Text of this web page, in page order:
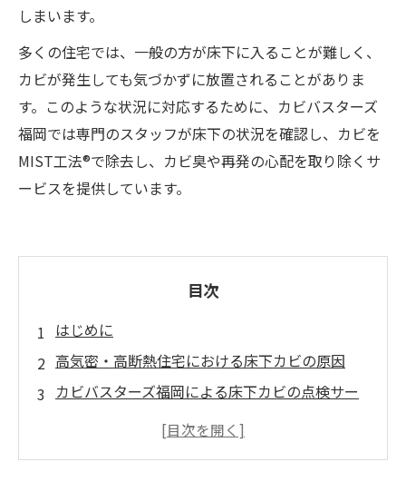
しまいます。
多くの住宅では、一般の方が床下に入ることが難しく、
カビが発生しても気づかずに放置されることがありま
す。このような状況に対応するために、カビバスターズ
福岡では専門のスタッフが床下の状況を確認し、カビを
MIST工法®で除去し、カビ臭や再発の心配を取り除くサ
ービスを提供しています。
目次
はじめに
高気密・高断熱住宅における床下カビの原因
カビバスターズ福岡による床下カビの点検サー